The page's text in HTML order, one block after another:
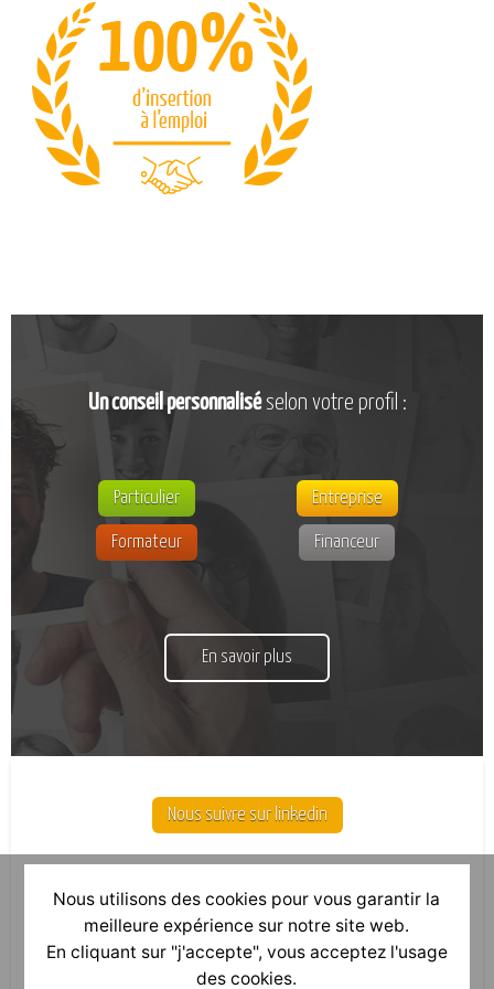
CATALOGUE DE FORMATIONS
NOS FORMATIONS PAR MÉTIER
NOS FORMATIONS SÉCURITÉ
NOS PERFECTIONNEMENTS PAR MÉTIER
NOS FORMATIONS SUR DEMANDE
Un conseil personnaliséselon votre profil :
Particulier Entreprise
Formateur Financeur
En savoir plus
Nous suivre sur linkedin
Nous utilisons des cookies pour vous garantir la
meilleure expérience sur notre site web.
En cliquant sur "j'accepte", vous acceptez l'usage
des cookies.